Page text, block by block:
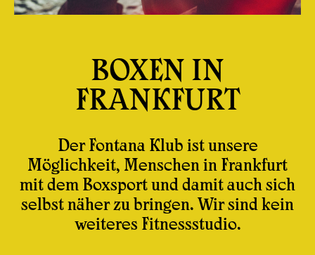
BOXEN IN
FRANKFURT
Der Fontana Klub ist unsere
Möglichkeit, Menschen in Frankfurt
mit dem Boxsport und damit auch sich
selbst näher zu bringen. Wir sind kein
weiteres Fitnessstudio.